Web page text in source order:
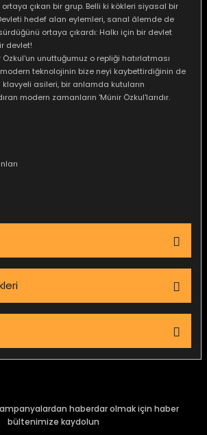
ortaya çıkan bir grup. Belli ki kökleri siyasal bir
hedef alan eylemleri, sanal âlemde de
ortaya çıkardı: Halkı için bir devlet
devlet!
unuttuğumuz o repliği hatırlatması
teknolojinin bize neyi kaybettirdiğinin de
asileri, bir anlamda kutuların
modern zamanların 'Münir Özkul'larıdır.
için teşekkür ederiz.haberdar olmak için haber
bültenimize kaydolun